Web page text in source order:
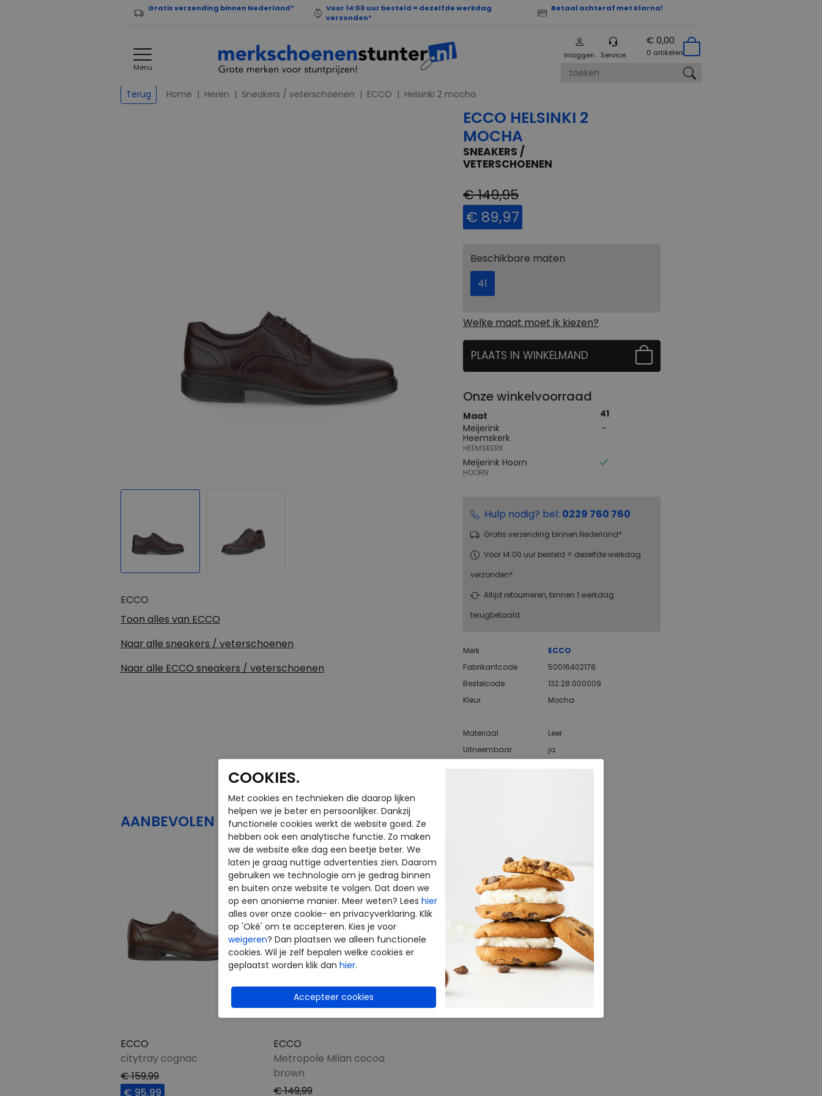
Gratis verzending binnen Nederland*
Voor 14:00 uur besteld = dezelfde werkdag
verzonden*
Betaal achteraf met Klarna!
Menu
Inloggen Service
€ 0,00
0 artikelen
Terug Home Heren Sneakers / veterschoenen ECCO Helsinki 2 mocha
ECCO
Toon alles van ECCO
Naar alle sneakers / veterschoenen
Naar alle ECCO sneakers / veterschoenen
ECCO HELSINKI 2
MOCHA
SNEAKERS /
VETERSCHOENEN
€ 149,95
€ 89,97
Beschikbare maten
41
Welke maat moet ik kiezen?
PLAATS IN WINKELMAND
Onze winkelvoorraad
Maat
41
Meijerink
Heemskerk
HEEMSKERK
Meijerink Hoorn
HOORN
Hulp nodig? bel: 0229 760 760
Gratis verzending binnen Nederland*
Voor 14:00 uur besteld = dezelfde werkdag
verzonden*
Altijd retourneren, binnen 1 werkdag
terugbetaald
Merk
ECCO
Fabrikantcode
50016402178
Bestelcode
132.28.000009
Kleur
Mocha
Materiaal
Leer
Uitneembaar
ja
AANBEVOLEN PRODUCTEN
ECCO
citytray cognac
€ 159,99
€ 95,99
ECCO
Metropole Milan cocoa
brown
€ 149,99
COOKIES.
Met cookies en technieken die daarop lijken
helpen we je beter en persoonlijker. Dankzij
functionele cookies werkt de website goed. Ze
hebben ook een analytische functie. Zo maken
we de website elke dag een beetje beter. We
laten je graag nuttige advertenties zien. Daarom
gebruiken we technologie om je gedrag binnen
en buiten onze website te volgen. Dat doen we
op een anonieme manier. Meer weten? Lees hier
alles over onze cookie- en privacyverklaring. Klik
op 'Oké' om te accepteren. Kies je voor
weigeren? Dan plaatsen we alleen functionele
cookies. Wil je zelf bepalen welke cookies er
geplaatst worden klik dan hier.